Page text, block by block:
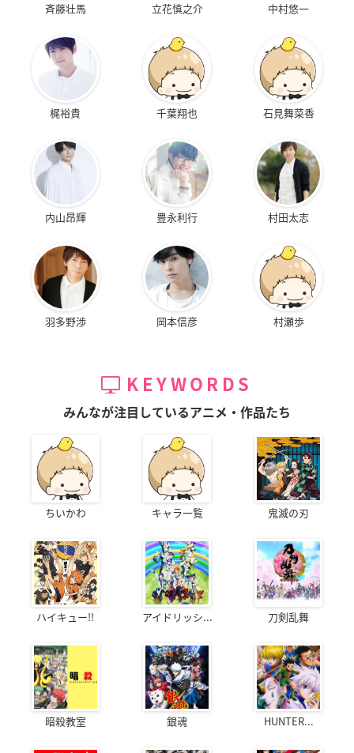
斉藤壮馬 立花慎之介 中村悠一
梶裕貴 千葉翔也 石見舞菜香
内山昂輝 豊永利行 村田太志
羽多野渉 岡本信彦 村瀬歩
KEYWORDS
みんなが注目しているアニメ・作品たち
ちいかわ キャラ一覧 鬼滅の刃
ハイキュー!! アイドリッシ... 刀剣乱舞
暗殺教室 銀魂 HUNTER...